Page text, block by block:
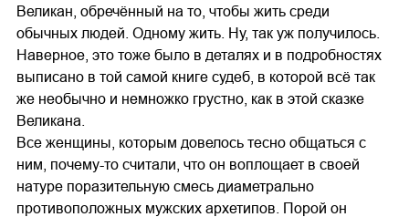
Великан, обречённый на то, чтобы жить среди
обычных людей. Одному жить. Ну, так уж получилось.
Наверное, это тоже было в деталях и в подробностях
выписано в той самой книге судеб, в которой всё так
же необычно и немножко грустно, как в этой сказке
Великана.
Все женщины, которым довелось тесно общаться с
ним, почему-то считали, что он воплощает в своей
натуре поразительную смесь диаметрально
противоположных мужских архетипов. Порой он